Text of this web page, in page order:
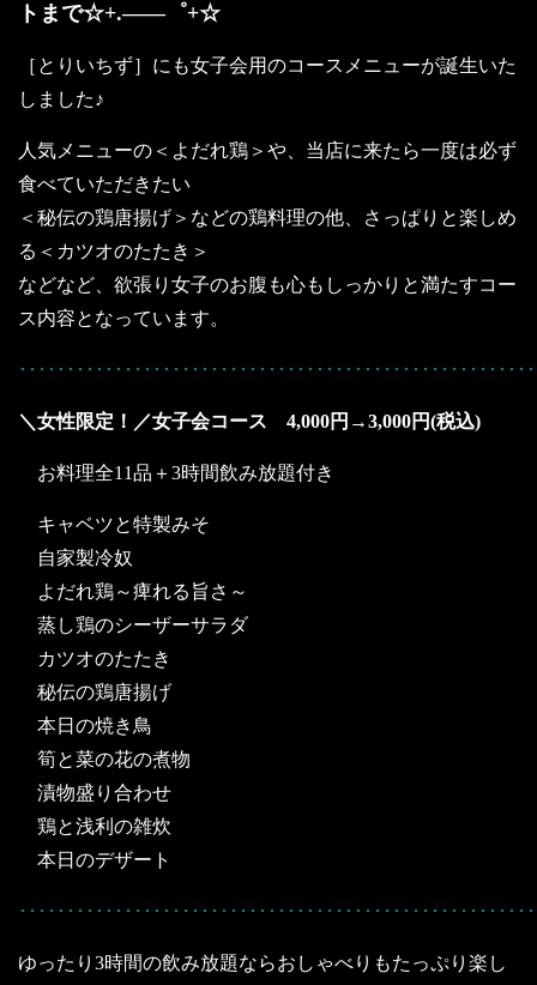
トまで☆+.――゜+☆
［とりいちず］にも女子会用のコースメニューが誕生いた
しました♪
人気メニューの＜よだれ鶏＞や、当店に来たら一度は必ず
食べていただきたい
＜秘伝の鶏唐揚げ＞などの鶏料理の他、さっぱりと楽しめ
る＜カツオのたたき＞
などなど、欲張り女子のお腹も心もしっかりと満たすコー
ス内容となっています。
･････････････････････････････････････････････････････
＼女性限定！／女子会コース 4,000円→3,000円(税込)
お料理全11品＋3時間飲み放題付き
キャベツと特製みそ
自家製冷奴
よだれ鶏～痺れる旨さ～
蒸し鶏のシーザーサラダ
カツオのたたき
秘伝の鶏唐揚げ
本日の焼き鳥
筍と菜の花の煮物
漬物盛り合わせ
鶏と浅利の雑炊
本日のデザート
･････････････････････････････････････････････････････
ゆったり3時間の飲み放題ならおしゃべりもたっぷり楽し